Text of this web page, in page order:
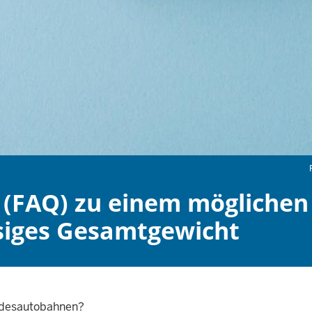
zu einem
Gesamtgewicht